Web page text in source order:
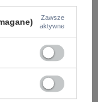
Zawsze
aktywne